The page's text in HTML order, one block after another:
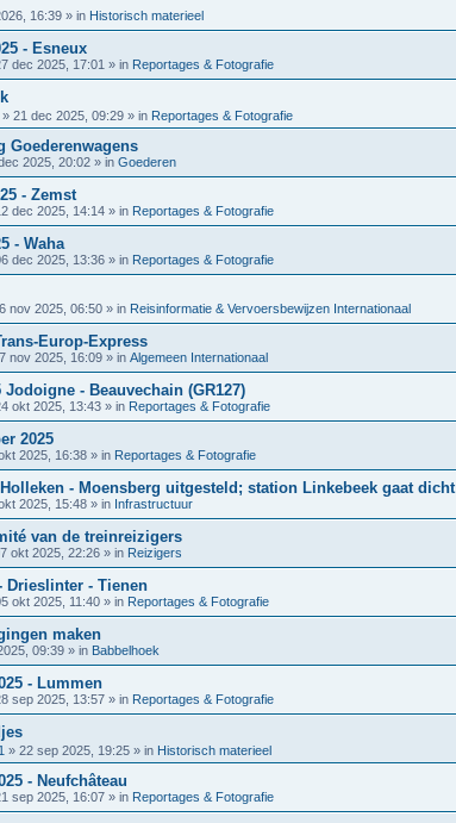
16:39 » in Historisch materieel
- Esneux
dec 2025, 17:01 » in Reportages & Fotografie
» 21 dec 2025, 09:29 » in Reportages & Fotografie
Goederenwagens
2025, 20:02 » in Goederen
- Zemst
dec 2025, 14:14 » in Reportages & Fotografie
- Waha
dec 2025, 13:36 » in Reportages & Fotografie
nov 2025, 06:50 » in Reisinformatie & Vervoersbewijzen Internationaal
Europ-Express
nov 2025, 16:09 » in Algemeen Internationaal
Jodoigne - Beauvechain (GR127)
okt 2025, 13:43 » in Reportages & Fotografie
2025
2025, 16:38 » in Reportages & Fotografie
- Moensberg uitgesteld; station Linkebeek gaat dicht
2025, 15:48 » in Infrastructuur
van de treinreizigers
okt 2025, 22:26 » in Reizigers
Drieslinter - Tienen
okt 2025, 11:40 » in Reportages & Fotografie
maken
09:39 » in Babbelhoek
- Lummen
sep 2025, 13:57 » in Reportages & Fotografie
» 22 sep 2025, 19:25 » in Historisch materieel
- Neufchâteau
sep 2025, 16:07 » in Reportages & Fotografie